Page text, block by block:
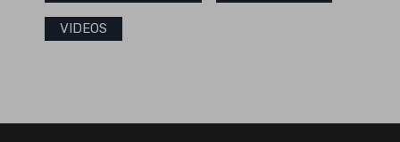
VIDEOS